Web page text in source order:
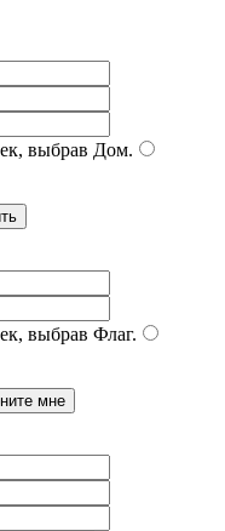
выбрав Дом.
выбрав Флаг.